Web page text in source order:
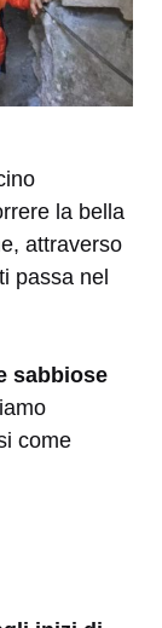
la bella
attraverso
passa nel
sabbiose
come